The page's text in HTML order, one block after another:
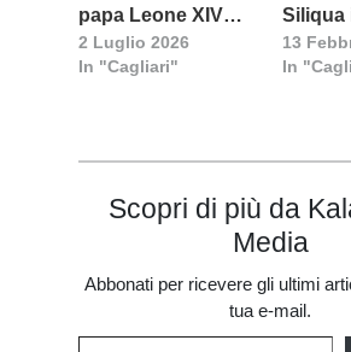
papa Leone XIV
alla Facoltà
Teologica della
2 Luglio 2026
In "Cagliari"
Siliqua
papa
13
In
Scopri di più da
Media
Abbonati per ricevere gli ultimi
tua e-mail.
Digita la tua e-mail...